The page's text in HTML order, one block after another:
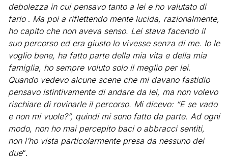
debolezza in cui pensavo tanto a lei e ho valutato di
farlo. Ma poi a riflettendo mente lucida, razionalmente,
ho capito che non aveva senso. Lei stava facendo il
suo percorso ed era giusto lo vivesse senza di me. Io le
voglio bene, ha fatto parte della mia vita e della mia
famiglia, ho sempre voluto solo il meglio per lei.
Quando vedevo alcune scene che mi davano fastidio
pensavo istintivamente di andare da lei, ma non volevo
rischiare di rovinarle il percorso. Mi dicevo: “E se vado
e non mi vuole?”, quindi mi sono fatto da parte. Ad ogni
modo, non ho mai percepito baci o abbracci sentiti,
non l’ho vista particolarmente presa da nessuno dei
due“.